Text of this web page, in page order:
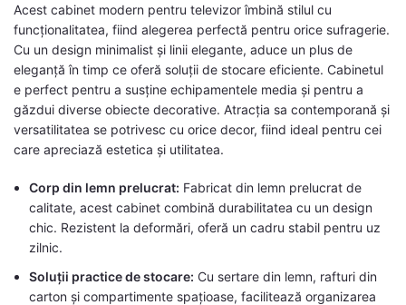
Acest cabinet modern pentru televizor îmbină stilul cu
funcționalitatea, fiind alegerea perfectă pentru orice sufragerie.
Cu un design minimalist și linii elegante, aduce un plus de
eleganță în timp ce oferă soluții de stocare eficiente. Cabinetul
e perfect pentru a susține echipamentele media și pentru a
găzdui diverse obiecte decorative. Atracția sa contemporană și
versatilitatea se potrivesc cu orice decor, fiind ideal pentru cei
care apreciază estetica și utilitatea.
Corp din lemn prelucrat: Fabricat din lemn prelucrat de
calitate, acest cabinet combină durabilitatea cu un design
chic. Rezistent la deformări, oferă un cadru stabil pentru uz
zilnic.
Soluții practice de stocare: Cu sertare din lemn, rafturi din
carton și compartimente spațioase, facilitează organizarea